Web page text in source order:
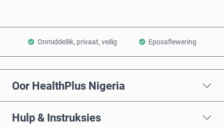
Onmiddellik, privaat, veilig Eposaflewering
Oor HealthPlus Nigeria
Hulp & Instruksies